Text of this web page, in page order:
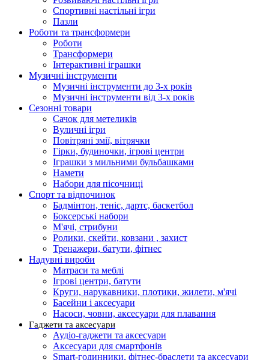
Спортивні настільні ігри
Пазли
Роботи та трансформери
Роботи
Трансформери
Інтерактивні іграшки
Музичні інструменти
Музичні інструменти до 3-х років
Музичні інструменти від 3-х років
Сезонні товари
Сачок для метеликів
Вуличні ігри
Повітряні змії, вітрячки
Гірки, будиночки, ігрові центри
Іграшки з мильними бульбашками
Намети
Набори для пісочниці
Спорт та відпочинок
Бадмінтон, теніс, дартс, баскетбол
Боксерські набори
М'ячі, стрибуни
Ролики, скейти, ковзани , захист
Тренажери, батути, фітнес
Надувні вироби
Матраси та меблі
Ігрові центри, батути
Круги, нарукавники, плотики, жилети, м'ячі
Басейни і аксесуари
Насоси, човни, аксесуари для плавання
Гаджети та аксесуари
Аудіо-гаджети та аксесуари
Аксесуари для смартфонів
Smart-годинники, фітнес-браслети та аксесуари